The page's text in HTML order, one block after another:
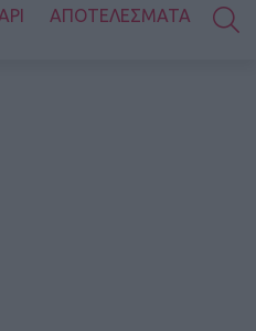
ΑΠΟΤΕΛΕΣΜΑΤΑ